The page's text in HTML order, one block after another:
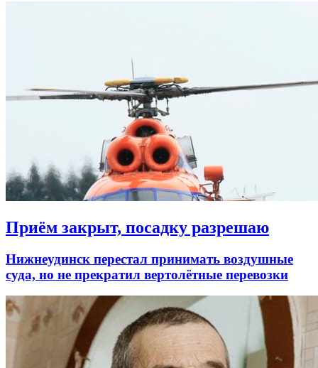
Приём закрыт, посадку разрешаю
Нижнеудинск перестал принимать воздушные
суда, но не прекратил вертолётные перевозки